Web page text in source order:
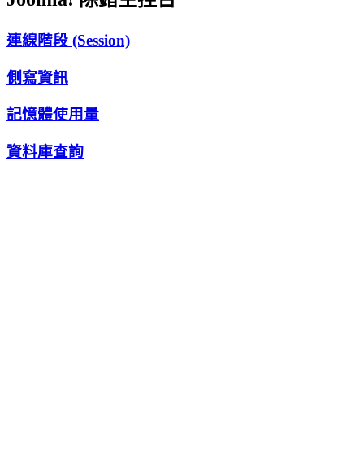
連線階段 (Session)
側寫資訊
記憶體使用量
資料庫查詢